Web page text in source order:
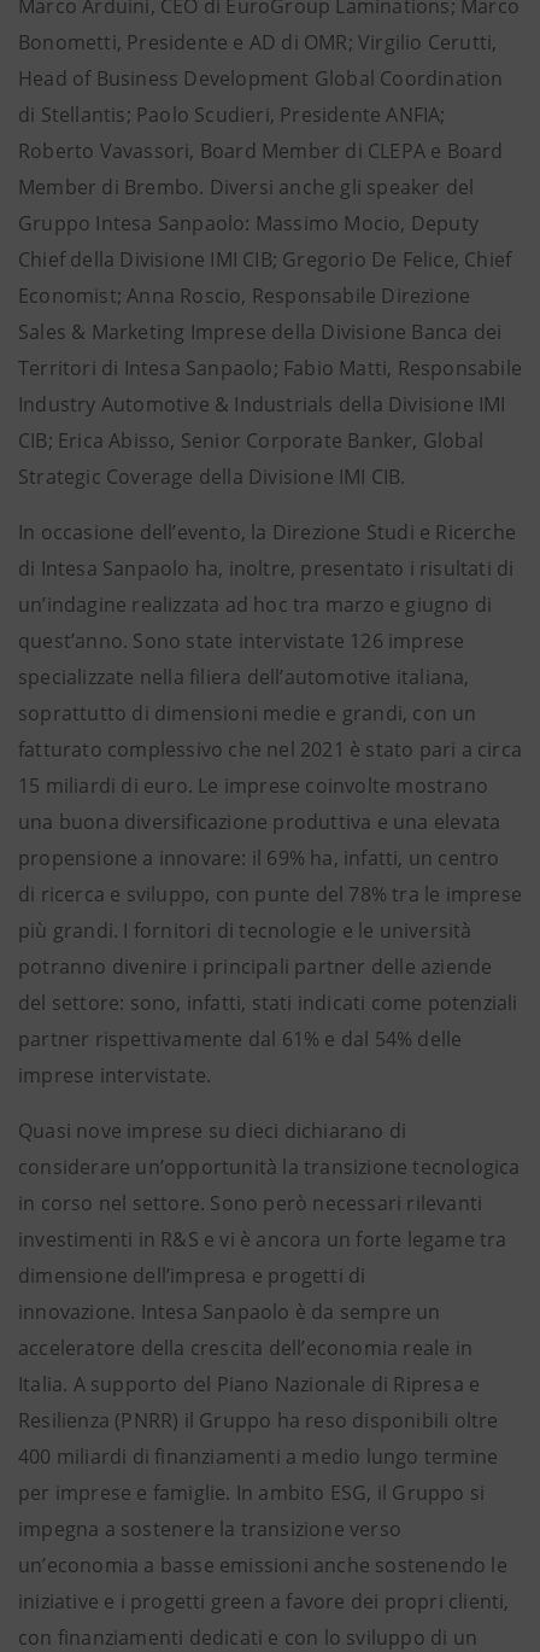
Marco Arduini, CEO di EuroGroup Laminations; Marco
Bonometti, Presidente e AD di OMR; Virgilio Cerutti,
Head of Business Development Global Coordination
di Stellantis; Paolo Scudieri, Presidente ANFIA;
Roberto Vavassori, Board Member di CLEPA e Board
Member di Brembo. Diversi anche gli speaker del
Gruppo Intesa Sanpaolo: Massimo Mocio, Deputy
Chief della Divisione IMI CIB; Gregorio De Felice, Chief
Economist; Anna Roscio, Responsabile Direzione
Sales & Marketing Imprese della Divisione Banca dei
Territori di Intesa Sanpaolo; Fabio Matti, Responsabile
Industry Automotive & Industrials della Divisione IMI
CIB; Erica Abisso, Senior Corporate Banker, Global
Strategic Coverage della Divisione IMI CIB.
In occasione dell’evento, la Direzione Studi e Ricerche
di Intesa Sanpaolo ha, inoltre, presentato i risultati di
un’indagine realizzata ad hoc tra marzo e giugno di
quest’anno. Sono state intervistate 126 imprese
specializzate nella filiera dell’automotive italiana,
soprattutto di dimensioni medie e grandi, con un
fatturato complessivo che nel 2021 è stato pari a circa
15 miliardi di euro. Le imprese coinvolte mostrano
una buona diversificazione produttiva e una elevata
propensione a innovare: il 69% ha, infatti, un centro
di ricerca e sviluppo, con punte del 78% tra le imprese
più grandi. I fornitori di tecnologie e le università
potranno divenire i principali partner delle aziende
del settore: sono, infatti, stati indicati come potenziali
partner rispettivamente dal 61% e dal 54% delle
imprese intervistate.
Quasi nove imprese su dieci dichiarano di
considerare un’opportunità la transizione tecnologica
in corso nel settore. Sono però necessari rilevanti
investimenti in R&S e vi è ancora un forte legame tra
dimensione dell’impresa e progetti di
innovazione. Intesa Sanpaolo è da sempre un
acceleratore della crescita dell’economia reale in
Italia. A supporto del Piano Nazionale di Ripresa e
Resilienza (PNRR) il Gruppo ha reso disponibili oltre
400 miliardi di finanziamenti a medio lungo termine
per imprese e famiglie. In ambito ESG, il Gruppo si
impegna a sostenere la transizione verso
un’economia a basse emissioni anche sostenendo le
iniziative e i progetti green a favore dei propri clienti,
con finanziamenti dedicati e con lo sviluppo di un